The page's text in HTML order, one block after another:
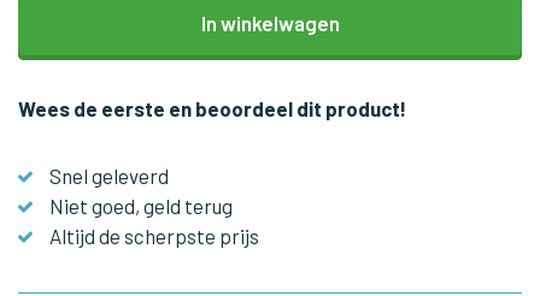
In winkelwagen
Wees de eerste en beoordeel dit product!
Snel geleverd
Niet goed, geld terug
Altijd de scherpste prijs